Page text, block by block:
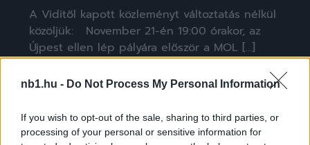
nb1.hu - Do Not Process My Personal Information
If you wish to opt-out of the sale, sharing to third parties, or
processing of your personal or sensitive information for
A Viditől kapott közleményt változtatás nélkül
közöljük: November 21-én 19:00 órakor, az
Újpest ellen lép pályára először a MOL […]
|
NB1